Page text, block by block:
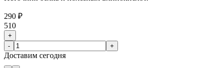
290 ₽
510
+
-
+
Доставим сегодня